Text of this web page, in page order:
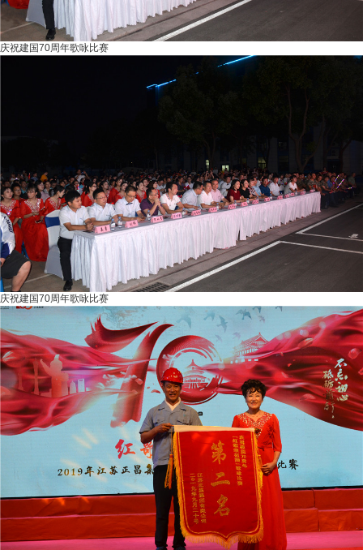
庆祝建国70周年歌咏比赛
庆祝建国70周年歌咏比赛